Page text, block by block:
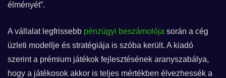
élményét”.
A vállalat legfrissebb pénzügyi beszámolója során a cég
üzleti modellje és stratégiája is szóba került. A kiadó
szerint a prémium játékok fejlesztésének aranyszabálya,
hogy a játékosok akkor is teljes mértékben élvezhessék a